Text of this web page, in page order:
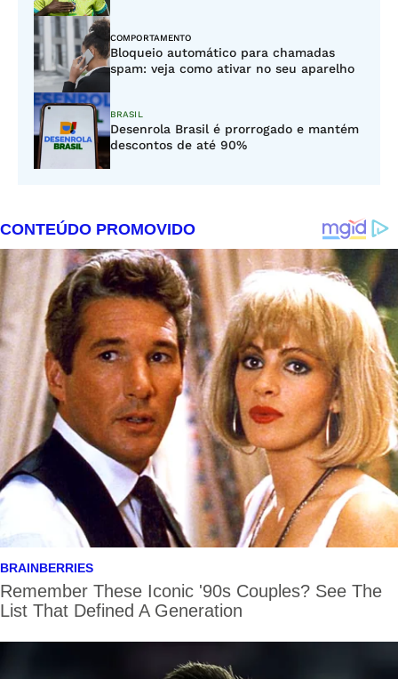
COMPORTAMENTO
Bloqueio automático para chamadas
spam: veja como ativar no seu aparelho
BRASIL
Desenrola Brasil é prorrogado e mantém
descontos de até 90%